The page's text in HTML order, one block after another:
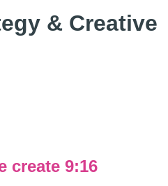
& Creative
create 9:16